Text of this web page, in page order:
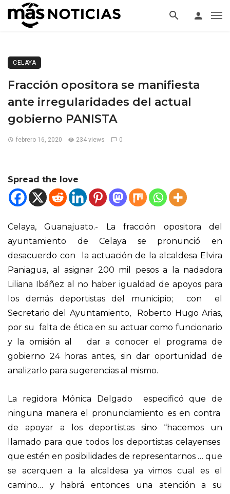
CELAYA
Fracción opositora se manifiesta
ante irregularidades del actual
gobierno PANISTA
febrero 16, 2020 234 views 0
Spread the love
Celaya, Guanajuato.- La fracción opositora del
ayuntamiento de Celaya se pronunció en
desacuerdo con la actuación de la alcaldesa Elvira
Paniagua, al asignar 200 mil pesos a la nadadora
Liliana Ibáñez al no haber igualdad de apoyos para
los demás deportistas del municipio; con el
Secretario del Ayuntamiento, Roberto Hugo Arias,
por su falta de ética en su actuar como funcionario
y la omisión al dar a conocer el programa de
gobierno 24 horas antes, sin dar oportunidad de
analizarlo para sugerencias al mismo.
La regidora Mónica Delgado especificó que de
ninguna manera el pronunciamiento es en contra
de apoyar a los deportistas sino “hacemos un
llamado para que todos los deportistas celayenses
que estén en posibilidades de representarnos … que
se acerquen a la alcaldesa ya vimos cual es el
camino… y habrá entonces una atención a su